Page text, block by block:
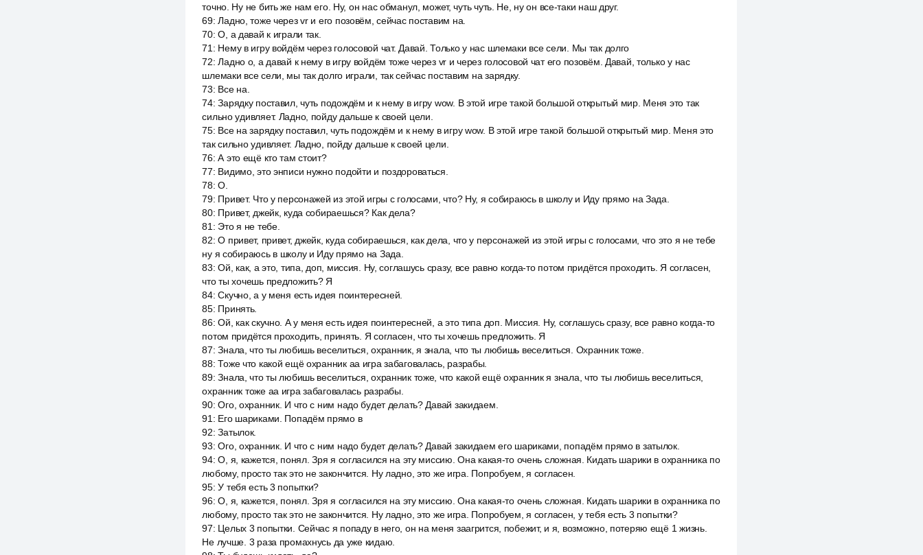
точно. Ну не бить же нам его. Ну, он нас обманул, может, чуть чуть. Не, ну он все-таки наш друг.
69:Ладно, тоже через vr и его позовём, сейчас поставим на.
70:О, а давай к играли так.
71 : Нему в игру войдём через голосовой чат. Давай. Только у нас шлемаки все сели. Мы так долго
72:Ладно о, а давай к нему в игру войдём тоже через vr и через голосовой чат его позовём. Давай, только у нас
шлемаки все сели, мы так долго играли, так сейчас поставим на зарядку.
73: Все на.
74:Зарядку поставил, чуть подождём и к нему в игру wow. В этой игре такой большой открытый мир. Меня это так
сильно удивляет. Ладно, пойду дальше к своей цели.
75: Все на зарядку поставил, чуть подождём и к нему в игру wow. В этой игре такой большой открытый мир. Меня это
так сильно удивляет. Ладно, пойду дальше к своей цели.
76:А это ещё кто там стоит?
77: Видимо, это энписи нужно подойти и поздороваться.
78:O.
79: Привет. Что у персонажей из этой игры с голосами, что? Ну, я собираюсь в школу и Иду прямо на Зада.
80: Привет, джейк, куда собираешься? Как дела?
81 : Это я не тебе.
82:O привет, привет, джейк, куда собираешься, как дела, что у персонажей из этой игры с голосами, что это я не тебе
ну я собираюсь в школу и Иду прямо на Зада.
83:Ой, как, а это, типа, доп, миссия. Ну, соглашусь сразу, все равно когда-то потом придётся проходить. Я согласен,
что ты хочешь предложить? Я
84:Скучно, а у меня есть идея поинтересней.
85: Принять.
86:Ой, как скучно. А у меня есть идея поинтересней, а это типа доп. Миссия. Ну, соглашусь сразу, все равно когда-то
потом придётся проходить, принять. Я согласен, что ты хочешь предложить. Я
87:Знала, что ты любишь веселиться, охранник, я знала, что ты любишь веселиться. Охранник тоже.
88:Тоже что какой ещё охранник aa игра забаговалась, разрабы.
89:Знала, что ты любишь веселиться, охранник тоже, что какой ещё охранник я знала, что ты любишь веселиться,
охранник тоже aa игра забаговалась разрабы.
90:Ого, охранник. И что с ним надо будет делать? Давай закидаем.
91 : Его шариками. Попадём прямо в
92:Затылок.
93:Ого, охранник. И что с ним надо будет делать? Давай закидаем его шариками, попадём прямо в затылок.
94:О, я, кажется, понял. Зря я согласился на эту миссию. Она какая-то очень сложная. Кидать шарики в охранника по
любому, просто так это не закончится. Ну ладно, это же игра. Попробуем, я согласен.
95:У тебя есть 3 попытки?
96:О, я, кажется, понял. Зря я согласился на эту миссию. Она какая-то очень сложная. Кидать шарики в охранника по
любому, просто так это не закончится. Ну ладно, это же игра. Попробуем, я согласен, у тебя есть 3 попытки?
97: Целых 3 попытки. Сейчас я попаду в него, он на меня заагрится, побежит, и я, возможно, потеряю ещё 1 жизнь.
Не лучше. 3 раза промахнусь да уже кидаю.